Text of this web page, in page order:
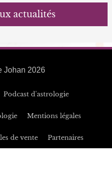
actualités
Johan 2026
Podcast d'astrologie
Mentions légales
de vente Partenaires